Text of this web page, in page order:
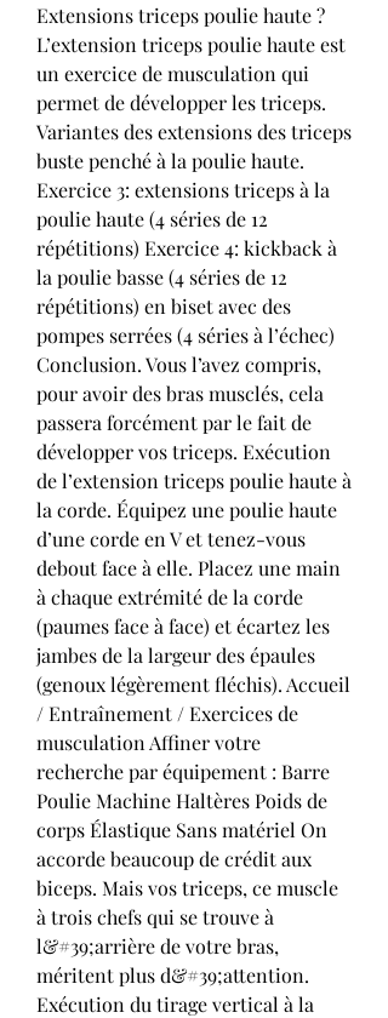
Extensions triceps poulie haute ?
L’extension triceps poulie haute est
un exercice de musculation qui
permet de développer les triceps.
Variantes des extensions des triceps
buste penché à la poulie haute.
Exercice 3: extensions triceps à la
poulie haute (4 séries de 12
répétitions) Exercice 4: kickback à
la poulie basse (4 séries de 12
répétitions) en biset avec des
pompes serrées (4 séries à l’échec)
Conclusion. Vous l’avez compris,
pour avoir des bras musclés, cela
passera forcément par le fait de
développer vos triceps. Exécution
de l’extension triceps poulie haute à
la corde. Équipez une poulie haute
d’une corde en V et tenez-vous
debout face à elle. Placez une main
à chaque extrémité de la corde
(paumes face à face) et écartez les
jambes de la largeur des épaules
(genoux légèrement fléchis). Accueil
/ Entraînement / Exercices de
musculation Affiner votre
recherche par équipement : Barre
Poulie Machine Haltères Poids de
corps Élastique Sans matériel On
accorde beaucoup de crédit aux
biceps. Mais vos triceps, ce muscle
à trois chefs qui se trouve à
l&#39;arrière de votre bras,
méritent plus d&#39;attention.
Exécution du tirage vertical à la